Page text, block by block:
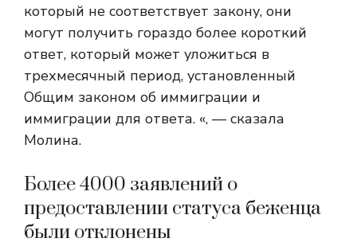
который не соответствует закону, они
могут получить гораздо более короткий
ответ, который может уложиться в
трехмесячный период, установленный
Общим законом об иммиграции и
иммиграции для ответа. «, — сказала
Молина.
Более 4000 заявлений о
предоставлении статуса беженца
были отклонены